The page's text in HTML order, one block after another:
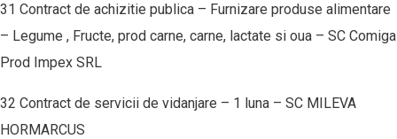
31 Contract de achizitie publica – Furnizare produse alimentare
– Legume , Fructe, prod carne, carne, lactate si oua – SC Comiga
Prod Impex SRL
32 Contract de servicii de vidanjare – 1 luna – SC MILEVA
HORMARCUS